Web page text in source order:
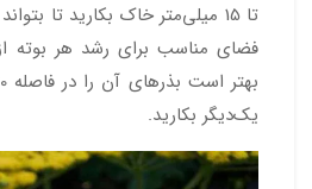
تا 15 میلی‌متر خاک بکارید تا
فضای مناسب برای رشد هر بوته
یک‌دیگر بکارید.